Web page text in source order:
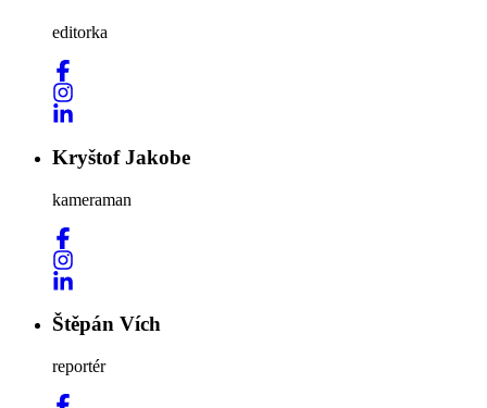
editorka
Kryštof Jakobe
kameraman
Štěpán Vích
reportér